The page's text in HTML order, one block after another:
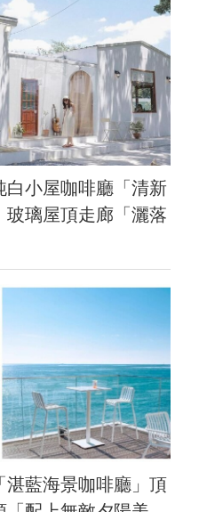
白小屋咖啡廳「清新
璃屋頂走廊「灑落
湛藍海景咖啡廳」頂